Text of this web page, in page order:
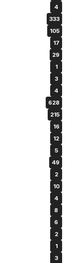
4
333
105
17
29
1
3
4
628
215
16
12
5
49
2
10
4
8
6
2
1
3